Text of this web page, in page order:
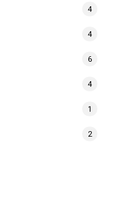
4
4
6
4
1
2